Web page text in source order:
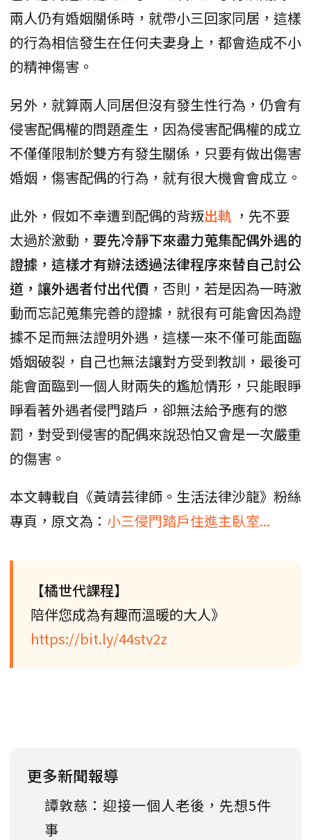
兩人仍有婚姻關係時，就帶小三回家同居，這樣
的行為相信發生在任何夫妻身上，都會造成不小
的精神傷害。
另外，就算兩人同居但沒有發生性行為，仍會有
侵害配偶權的問題產生，因為侵害配偶權的成立
不僅僅限制於雙方有發生關係，只要有做出傷害
婚姻，傷害配偶的行為，就有很大機會會成立。
此外，假如不幸遭到配偶的背叛出軌 ，先不要
太過於激動， 要先冷靜下來盡力蒐集配偶外遇的
證據，這樣才有辦法透過法律程序來替自己討公
道，讓外遇者付出代價 ，否則，若是因為一時激
動而忘記蒐集完善的證據，就很有可能會因為證
據不足而無法證明外遇，這樣一來不僅可能面臨
婚姻破裂，自己也無法讓對方受到教訓，最後可
能會面臨到一個人財兩失的尷尬情形，只能眼睜
睜看著外遇者侵門踏戶，卻無法給予應有的懲
罰，對受到侵害的配偶來說恐怕又會是一次嚴重
的傷害。
本文轉載自《黃靖芸律師。生活法律沙龍》粉絲
專頁，原文為： 小三侵門踏戶住進主臥室...
【橘世代課程】
陪伴您成為有趣而溫暖的大人》
https://bit.ly/44stv2z
更多新聞報導
譚敦慈：迎接一個人老後，先想5件
事